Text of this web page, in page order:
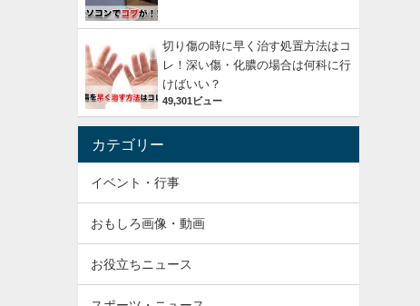
切り傷の時に早く治す処置方法はコ
レ！深い傷・化膿の場合は何科に行
けばいい？
49,301ビュー
カテゴリー
イベント・行事
おもしろ画像・動画
お役立ちニュース